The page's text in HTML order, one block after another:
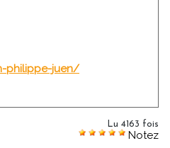
philippe-juen/
Lu 4163 fois
Notez